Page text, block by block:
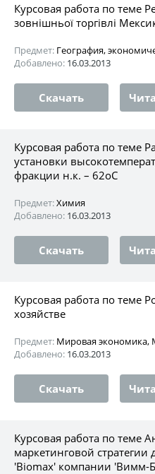
Курсовая работа по теме
зовнішньої торгівлі
Предмет: География,
Добавлено: 16.03.2013
Скачать
Курсовая работа по теме
установки
фракции н.к. – 62оС
Предмет:Химия
Добавлено: 16.03.2013
Скачать
Курсовая работа по теме
хозяйстве
Предмет: Мировая
Добавлено: 16.03.2013
Скачать
Курсовая работа по теме
маркетинговой стратегии
'Biomax' компании 'Вимм-